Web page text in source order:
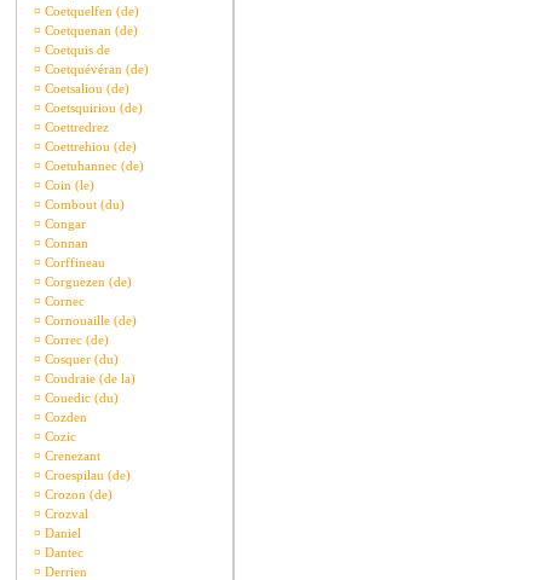
¤ Coetquelfen (de)
¤ Coetquenan (de)
¤ Coetquis de
¤ Coetquévéran (de)
¤ Coetsaliou (de)
¤ Coetsquiriou (de)
¤ Coettredrez
¤ Coettrehiou (de)
¤ Coetuhannec (de)
¤ Coin (le)
¤ Combout (du)
¤ Congar
¤ Connan
¤ Corffineau
¤ Corguezen (de)
¤ Cornec
¤ Cornouaille (de)
¤ Correc (de)
¤ Cosquer (du)
¤ Coudraie (de la)
¤ Couedic (du)
¤ Cozden
¤ Cozic
¤ Crenezant
¤ Croespilau (de)
¤ Crozon (de)
¤ Crozval
¤ Daniel
¤ Dantec
¤ Derrien